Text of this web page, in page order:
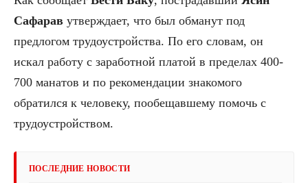
Сафарав утверждает, что был обманут под
предлогом трудоустройства. По его словам, он
искал работу с заработной платой в пределах 400-
700 манатов и по рекомендации знакомого
обратился к человеку, пообещавшему помочь с
трудоустройством.
ПОСЛЕДНИЕ НОВОСТИ